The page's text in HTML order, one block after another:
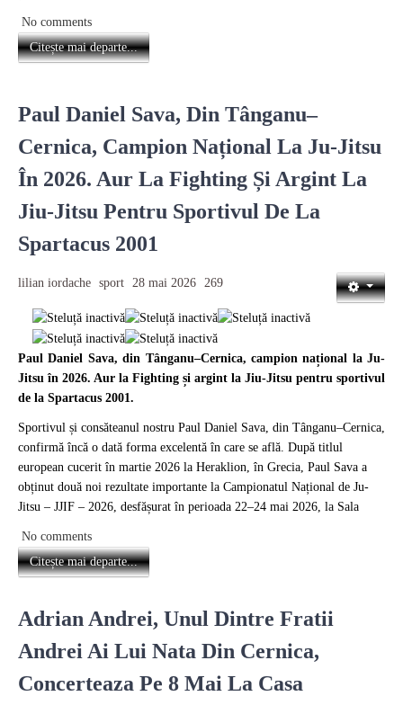
No comments
Citește mai departe...
Paul Daniel Sava, Din Tânganu–
Cernica, Campion Național La Ju-Jitsu
În 2026. Aur La Fighting Și Argint La
Jiu-Jitsu Pentru Sportivul De La
Spartacus 2001
lilian iordache sport 28 mai 2026 269
Paul Daniel Sava, din Tânganu–Cernica, campion național la Ju-
Jitsu în 2026. Aur la Fighting și argint la Jiu-Jitsu pentru sportivul
de la Spartacus 2001.
Sportivul și consăteanul nostru Paul Daniel Sava, din Tânganu–Cernica,
confirmă încă o dată forma excelentă în care se află. După titlul
european cucerit în martie 2026 la Heraklion, în Grecia, Paul Sava a
obținut două noi rezultate importante la Campionatul Național de Ju-
Jitsu – JJIF – 2026, desfășurat în perioada 22–24 mai 2026, la Sala
No comments
Citește mai departe...
Adrian Andrei, Unul Dintre Fratii
Andrei Ai Lui Nata Din Cernica,
Concerteaza Pe 8 Mai La Casa